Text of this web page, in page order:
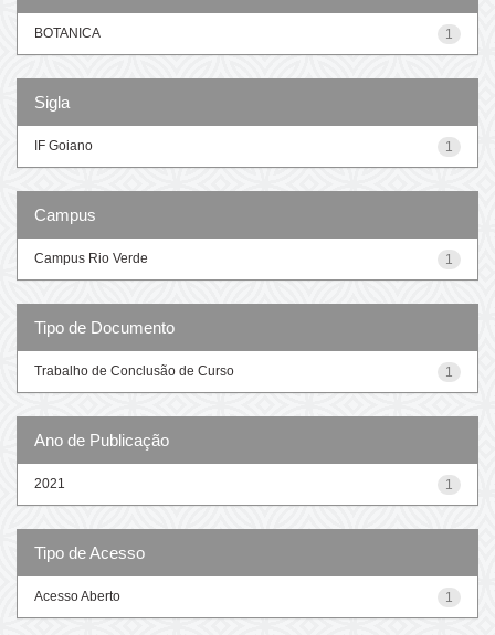
1
BOTANICA
Sigla
1
IF Goiano
Campus
1
Campus Rio Verde
Tipo de Documento
1
Trabalho de Conclusão de Curso
Ano de Publicação
1
2021
Tipo de Acesso
1
Acesso Aberto